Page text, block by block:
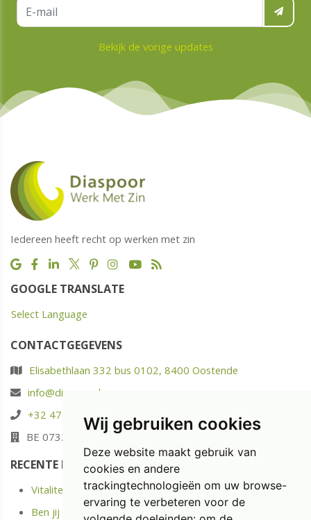
Wij gebruiken cookies
Deze website maakt gebruik van
cookies en andere
trackingtechnologieën om uw browse-
ervaring te verbeteren voor de
Bekijk de vorige updates
Iedereen heeft recht op werken met zin
GOOGLE TRANSLATE
Select Language
CONTACTGEGEVENS
Elisabethlaan 332 bus 0102, 8400 Oostende
info@diaspoor.be
+32 476 88 05 37
BE 0732.580.523
RECENTE POSTS
Vitaliteit: energie opladen in plaats van enkel uitrusten
Ben jij langdurige ziek of Kreeg je onlangs een Medische